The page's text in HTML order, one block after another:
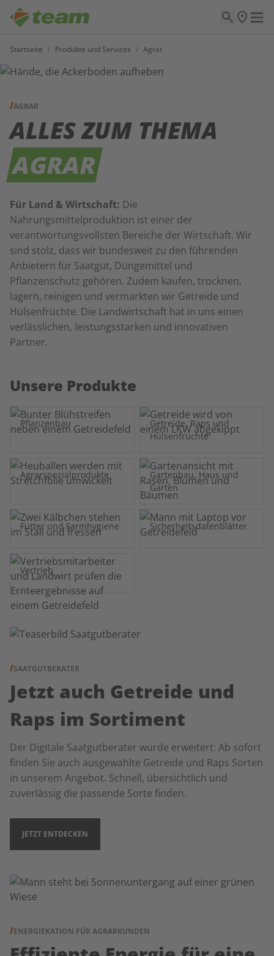
Startseite / Produkte und Services / Agrar
AGRAR
ALLES ZUM THEMA
AGRAR
Für Land & Wirtschaft: Die
Nahrungsmittelproduktion ist einer der
verantwortungsvollsten Bereiche der Wirtschaft. Wir
sind stolz, dass wir bundesweit zu den führenden
Anbietern für Saatgut, Düngemittel und
Pflanzenschutz gehören. Zudem kaufen, trocknen,
lagern, reinigen und vermarkten wir Getreide und
Hülsenfrüchte. Die Landwirtschaft hat in uns einen
verlässlichen, leistungsstarken und innovativen
Partner.
Unsere Produkte
Pflanzenbau
Getreide, Raps und
Hülsenfrüchte
Agrarspezialprodukte
Gartenbau, Haus und
Garten
Futter und Farmhygiene Sicherheitsdatenblätter
Vertrieb
SAATGUTBERATER
Jetzt auch Getreide und
Raps im Sortiment
Der Digitale Saatgutberater wurde erweitert: Ab sofort
finden Sie auch ausgewählte Getreide und Raps Sorten
in unserem Angebot. Schnell, übersichtlich und
zuverlässig die passende Sorte finden.
JETZT ENTDECKEN
ENERGIEKATION FÜR AGRARKUNDEN